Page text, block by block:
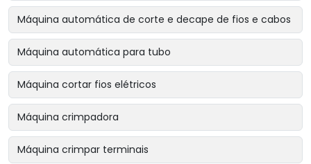
Máquina automática de corte e decape de fios e cabos
Máquina automática para tubo
Máquina cortar fios elétricos
Máquina crimpadora
Máquina crimpar terminais